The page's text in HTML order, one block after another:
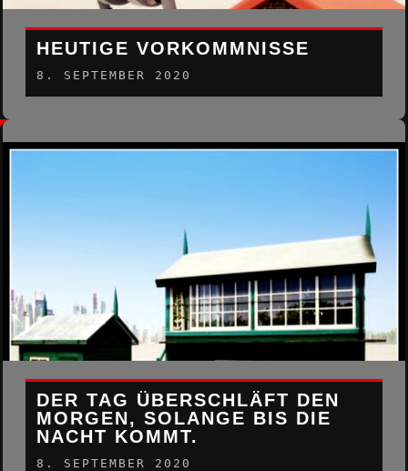
HEUTIGE VORKOMMNISSE
8. SEPTEMBER 2020
DER TAG ÜBERSCHLÄFT DEN
MORGEN, SOLANGE BIS DIE
NACHT KOMMT.
8. SEPTEMBER 2020